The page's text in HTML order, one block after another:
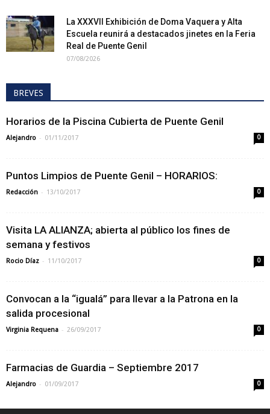
La XXXVII Exhibición de Doma Vaquera y Alta
Escuela reunirá a destacados jinetes en la Feria
Real de Puente Genil
07/08/2026
BREVES
Horarios de la Piscina Cubierta de Puente Genil
Alejandro - 01/11/2017 0
Puntos Limpios de Puente Genil – HORARIOS:
Redacción - 13/10/2017 0
Visita LA ALIANZA; abierta al público los fines de
semana y festivos
Rocio Díaz - 11/10/2017 0
Convocan a la “igualá” para llevar a la Patrona en la
salida procesional
Virginia Requena - 26/09/2017 0
Farmacias de Guardia – Septiembre 2017
Alejandro - 01/09/2017 0